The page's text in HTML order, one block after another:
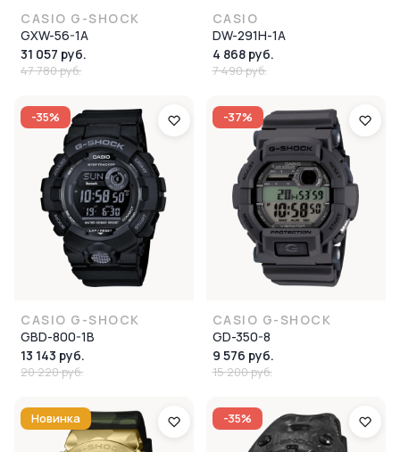
CASIO G-SHOCK
GXW-56-1A
31 057 руб.
47 780 руб.
CASIO
DW-291H-1A
4 868 руб.
7 490 руб.
-35%
CASIO G-SHOCK
GBD-800-1B
13 143 руб.
20 220 руб.
-37%
CASIO G-SHOCK
GD-350-8
9 576 руб.
15 200 руб.
Новинка -35%